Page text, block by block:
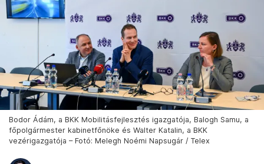
Bodor Ádám, a BKK Mobilitásfejlesztés igazgatója, Balogh Samu, a
főpolgármester kabinetfőnöke és Walter Katalin, a BKK
vezérigazgatója – Fotó: Melegh Noémi Napsugár / Telex